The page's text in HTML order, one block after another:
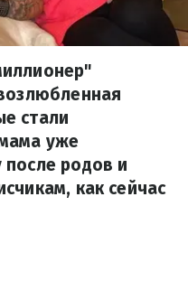
стали
уже
родов и
как сейчас